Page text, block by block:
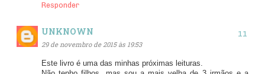
Responder
UNKNOWN
29 de novembro de 2015 às 19:53
Este livro é uma das minhas próximas leituras.